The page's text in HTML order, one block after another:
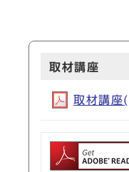
取材講座
取材講